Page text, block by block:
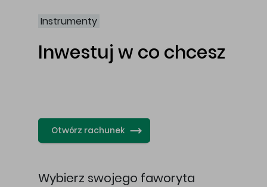
Instrumenty
Inwestuj w co chcesz
Otwórz rachunek
Wybierz swojego faworyta